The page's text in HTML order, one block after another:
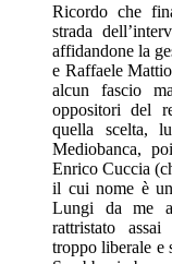
Ricordo che
strada
affidandone la
e Raffaele
alcun fascio
oppositori del
quella scelta,
Mediobanca,
Enrico Cuccia
il cui nome è
Lungi da me
rattristato assai
troppo liberale e